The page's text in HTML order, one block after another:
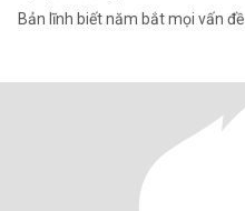
Bản lĩnh biết năm bắt mọi vấn đề